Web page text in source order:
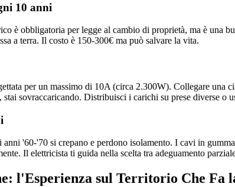
10 anni
è obbligatoria per legge al cambio di proprietà, ma è una
a terra. Il costo è 150-300€ ma può salvare la vita.
per un massimo di 10A (circa 2.300W). Collegare
sovraccaricando. Distribuisci i carichi su prese diverse o
'60-'70 si crepano e perdono isolamento. I cavi in
Il elettricista ti guida nella scelta tra adeguamento
l'Esperienza sul Territorio Che Fa